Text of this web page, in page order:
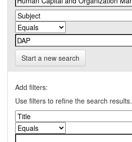
Start a new search
Add filters:
Use filters to refine the search results.